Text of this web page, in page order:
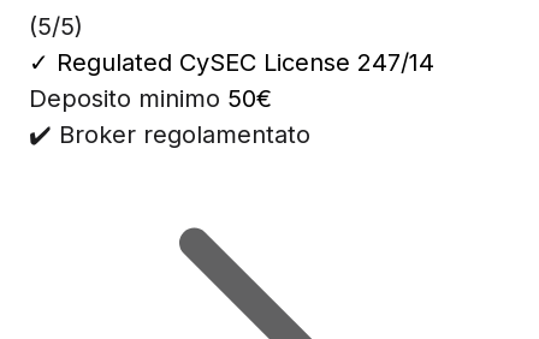
(5/5)
✓ Regulated CySEC License 247/14
Deposito minimo 50€
✔️ Broker regolamentato